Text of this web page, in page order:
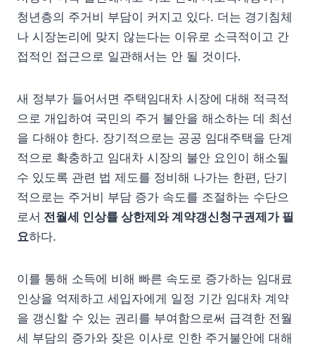
청년층의 주거비 부담이 커지고 있다. 더는 경기침체
나 시장논리에 맞지 않는다는 이유로 소극적이고 간
접적인 접근으로 일관해서는 안 될 것이다.
새 정부가 들어서면 주택임대차 시장에 대해 적극적
으로 개입하여 국민의 주거 불안을 해소하는 데 최선
을 다해야 한다. 장기적으로는 공공 임대주택을 단계
적으로 확충하고 임대차 시장의 불안 요인이 해소될
수 있도록 관련 법 제도를 정비해 나가는 한편, 단기
적으로는 주거비 부담 증가 속도를 조절하는 수단으
로서 전월세 인상률 상한제와 계약갱신청구권제가 필
요하다.
이를 통해 소득에 비해 빠른 속도로 증가하는 임대료
인상을 억제하고 세입자에게 일정 기간 임대차 계약
을 갱신할 수 있는 권리를 부여함으로써 급격한 전월
세 부담의 증가와 잦은 이사로 인한 주거불안에 대해